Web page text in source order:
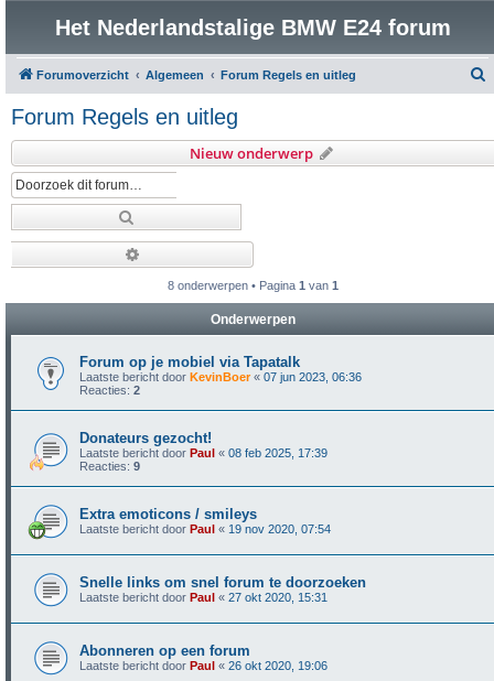
Het Nederlandstalige BMW E24 forum
Forumoverzicht Algemeen Forum Regels en uitleg
Forum Regels en uitleg
Nieuw onderwerp
8 onderwerpen • Pagina 1 van 1
Onderwerpen
Forum op je mobiel via Tapatalk
Laatste bericht door KevinBoer« 07 jun 2023, 06:36
Reacties: 2
Donateurs gezocht!
Laatste bericht door Paul « 08 feb 2025, 17:39
Reacties: 9
Extra emoticons / smileys
Laatste bericht door Paul « 19 nov 2020, 07:54
Snelle links om snel forum te doorzoeken
Laatste bericht door Paul « 27 okt 2020, 15:31
Abonneren op een forum
Laatste bericht door Paul « 26 okt 2020, 19:06